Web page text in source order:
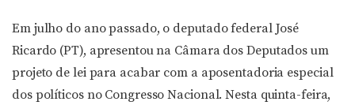
Em julho do ano passado, o deputado federal José
Ricardo (PT), apresentou na Câmara dos Deputados um
projeto de lei para acabar com a aposentadoria especial
dos políticos no Congresso Nacional. Nesta quinta-feira,